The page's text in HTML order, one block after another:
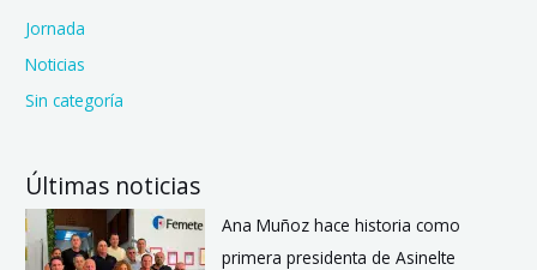
Jornada
Noticias
Sin categoría
Últimas noticias
Ana Muñoz hace historia como
primera presidenta de Asinelte